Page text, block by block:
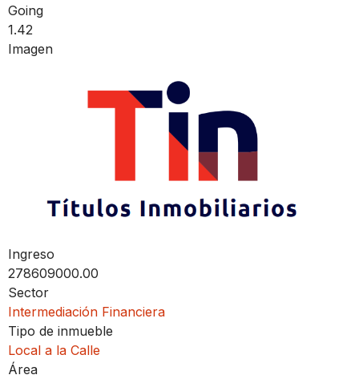
Going
1.42
Imagen
Ingreso
278609000.00
Sector
Intermediación Financiera
Tipo de inmueble
Local a la Calle
Área